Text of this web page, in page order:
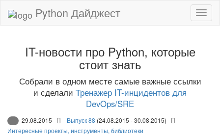
Python Дайджест
IT-новости про Python, которые
стоит знать
Собрали в одном месте самые важные ссылки
и сделали Тренажер IT-инцидентов для
DevOps/SRE
29.08.2015 Выпуск 88 (24.08.2015 - 30.08.2015)
Интересные проекты, инструменты, библиотеки